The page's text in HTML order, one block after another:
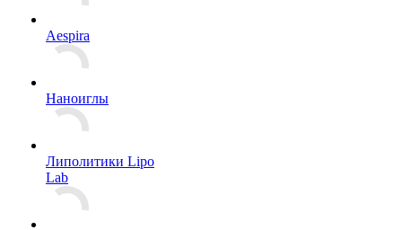
Aespira
Наноиглы
Липолитики Lipo
Lab